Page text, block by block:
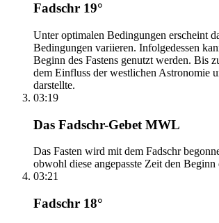
Fadschr 19°
Unter optimalen Bedingungen erscheint
Bedingungen variieren. Infolgedessen
Beginn des Fastens genutzt werden. Bis
dem Einfluss der westlichen Astronomie
darstellte.
03:19
Das Fadschr-Gebet MWL
Das Fasten wird mit dem Fadschr
obwohl diese angepasste Zeit den
03:21
Fadschr 18°